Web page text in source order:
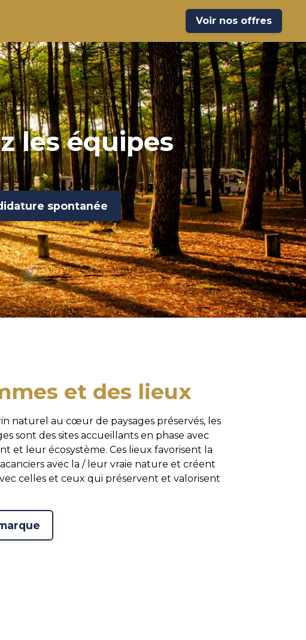
Voir nos offres
les équipes
spontanée
et des lieux
naturel au cœur de paysages préservés, les
sont des sites accueillants en phase avec
et leur écosystème. Ces lieux favorisent la
avec la / leur vraie nature et créent
celles et ceux qui préservent et valorisent